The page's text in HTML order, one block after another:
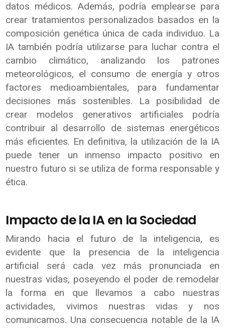
datos médicos. Además, podría emplearse para
crear tratamientos personalizados basados en la
composición genética única de cada individuo. La
IA también podría utilizarse para luchar contra el
cambio climático, analizando los patrones
meteorológicos, el consumo de energía y otros
factores medioambientales, para fundamentar
decisiones más sostenibles. La posibilidad de
crear modelos generativos artificiales podría
contribuir al desarrollo de sistemas energéticos
más eficientes. En definitiva, la utilización de la IA
puede tener un inmenso impacto positivo en
nuestro futuro si se utiliza de forma responsable y
ética.
Impacto de la IA en la Sociedad
Mirando hacia el futuro de la inteligencia, es
evidente que la presencia de la inteligencia
artificial será cada vez más pronunciada en
nuestras vidas, poseyendo el poder de remodelar
la forma en que llevamos a cabo nuestras
actividades, vivimos nuestras vidas y nos
comunicamos. Una consecuencia notable de la IA